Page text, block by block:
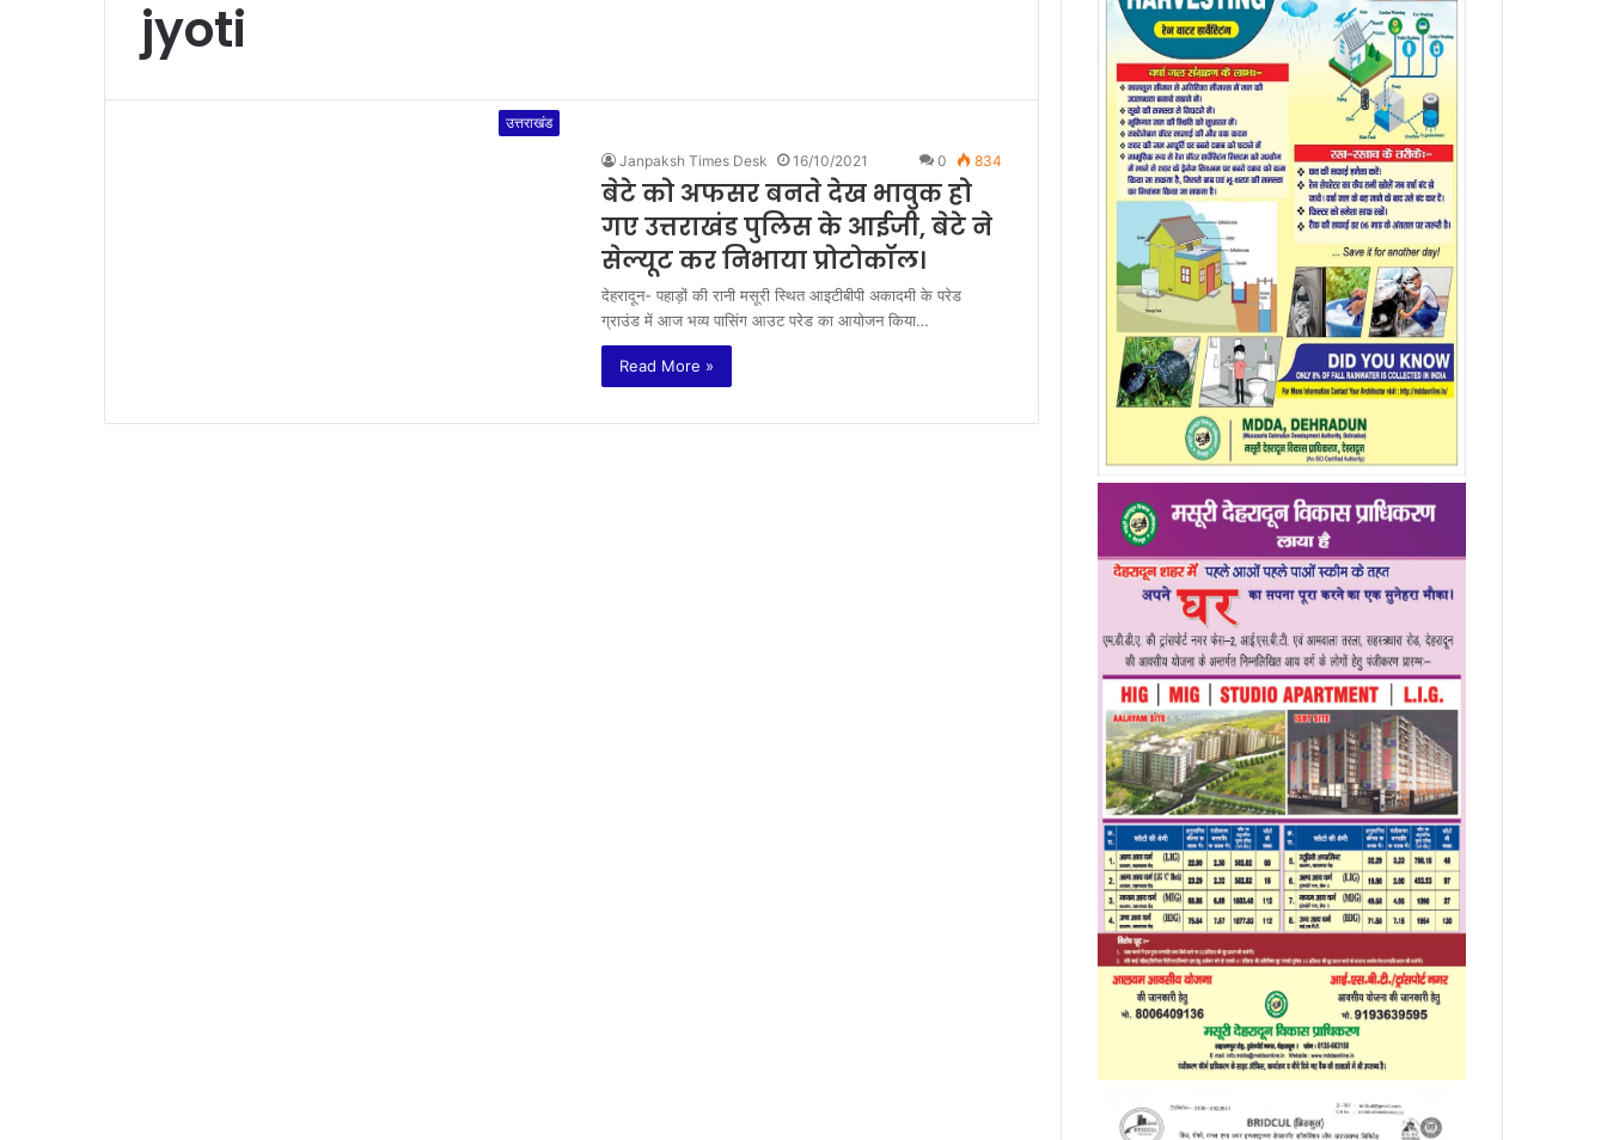
jyoti
उत्तराखंड
Janpaksh Times Desk 16/10/2021 0 834
बेटे को अफसर बनते देख भावुक हो
गए उत्तराखंड पुलिस के आईजी, बेटे ने
सेल्यूट कर निभाया प्रोटोकॉल।
देहरादून- पहाड़ों की रानी मसूरी स्थित आइटीबीपी अकादमी के परेड
ग्राउंड में आज भव्य पासिंग आउट परेड का आयोजन किया…
Read More »